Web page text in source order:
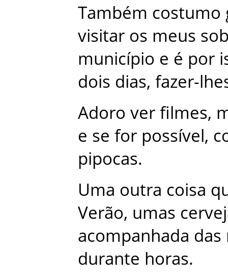
Também costumo
visitar os meus
município e é por
dois dias, fazer-
Adoro ver filmes,
e se for possível,
pipocas.
Uma outra coisa
Verão, umas
acompanhada das
durante horas.